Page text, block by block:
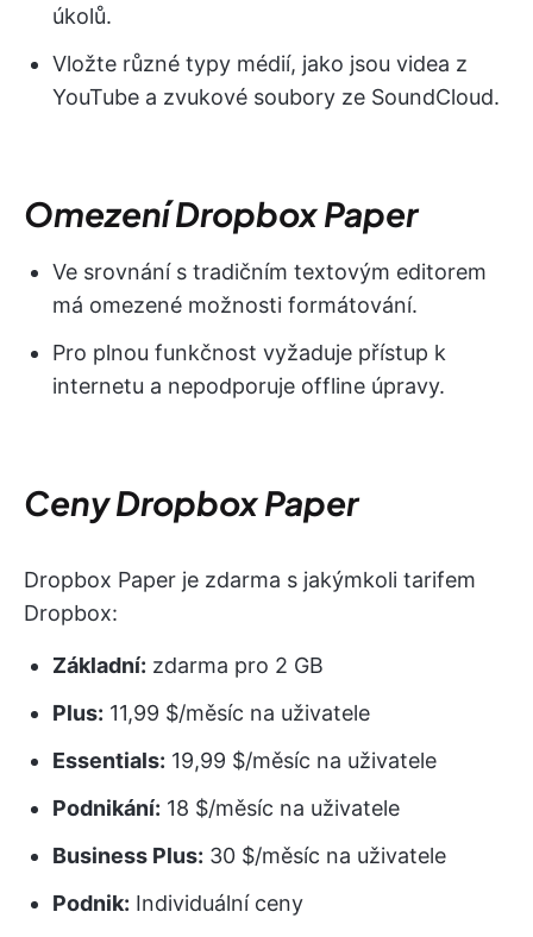
úkolů.
Vložte různé typy médií, jako jsou videa z
YouTube a zvukové soubory ze SoundCloud.
Omezení Dropbox Paper
Ve srovnání s tradičním textovým editorem
má omezené možnosti formátování.
Pro plnou funkčnost vyžaduje přístup k
internetu a nepodporuje offline úpravy.
Ceny Dropbox Paper
Dropbox Paper je zdarma s jakýmkoli tarifem
Dropbox:
Základní: zdarma pro 2 GB
Plus: 11,99 $/měsíc na uživatele
Essentials: 19,99 $/měsíc na uživatele
Podnikání: 18 $/měsíc na uživatele
Business Plus: 30 $/měsíc na uživatele
Podnik: Individuální ceny